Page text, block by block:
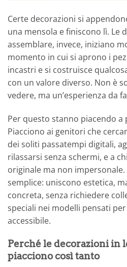
Certe decorazioni si
una mensola e finiscono lì. Le
assemblare, invece, iniziano
momento in cui si aprono i
incastri e si costruisce
con un valore diverso. Non è
vedere, ma un’esperienza da
Per questo stanno piacendo
Piacciono ai genitori che
dei soliti passatempi digitali,
rilassarsi senza schermi, e a
originale ma non
semplice: uniscono estetica,
concreta, senza richiedere
speciali nei modelli pensati
accessibile.
Perché le decorazioni in
piacciono così tanto